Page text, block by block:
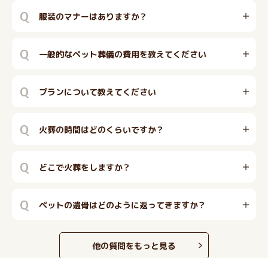
Q 服装のマナーはありますか？
Q 一般的なペット葬儀の費用を教えてください
Q プランについて教えてください
Q 火葬の時間はどのくらいですか？
Q どこで火葬をしますか？
Q ペットの遺骨はどのように返ってきますか？
他の質問をもっと見る